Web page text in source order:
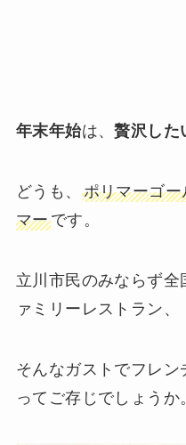
年末年始は、贅沢した
どうも、 ポリマーゴー
マーです。
立川市民のみならず全
ァミリーレストラン、
そんなガストでフレン
ってご存じでしょうか